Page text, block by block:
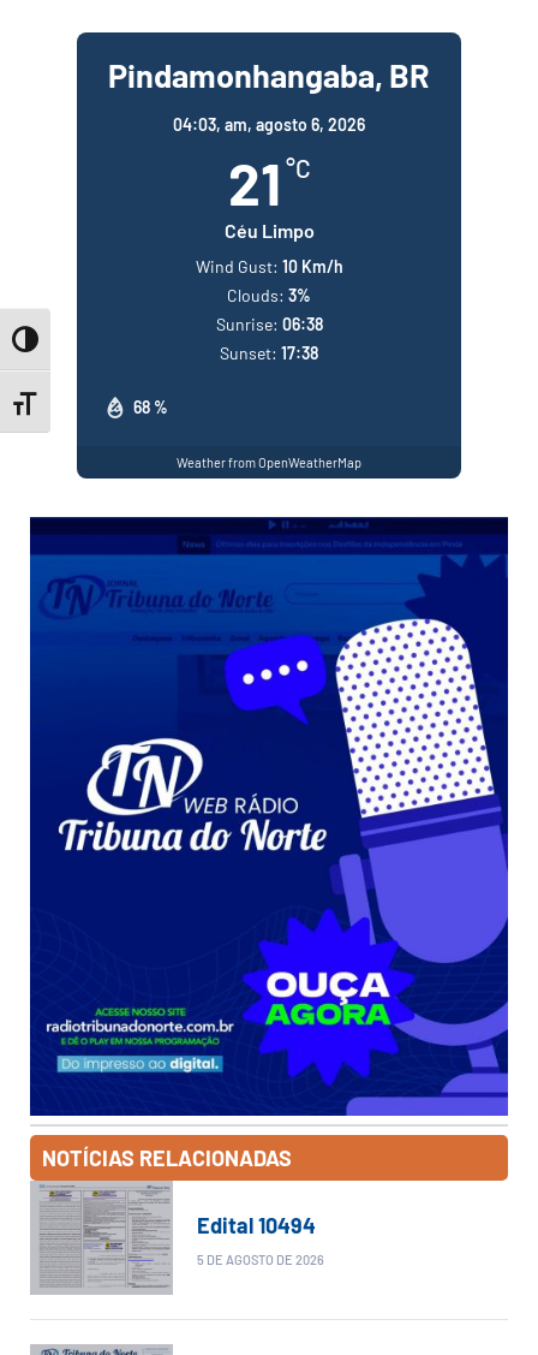
Toggle High Contrast
Toggle Font size
Pindamonhangaba, BR
04:03, am, agosto 6, 2026
21 °C
Céu Limpo
68 %
Wind Gust: 10 Km/h
Clouds: 3%
Sunrise: 06:38
Sunset: 17:38
Weather from OpenWeatherMap
NOTÍCIAS RELACIONADAS
Edital 10494
5 DE AGOSTO DE 2026